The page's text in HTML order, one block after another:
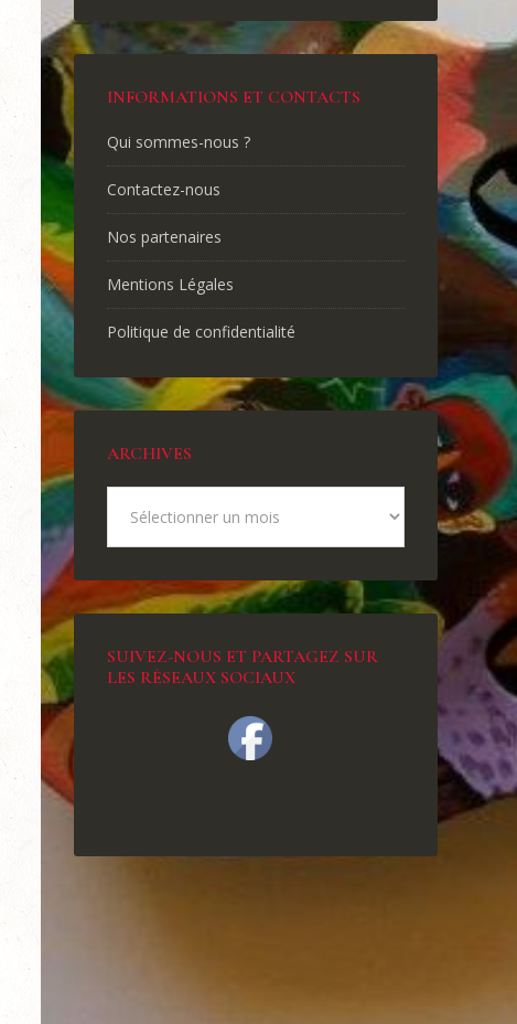
INFORMATIONS ET CONTACTS
Qui sommes-nous ?
Contactez-nous
Nos partenaires
Mentions Légales
Politique de confidentialité
ARCHIVES
SUIVEZ-NOUS ET PARTAGEZ SUR
LES RÉSEAUX SOCIAUX